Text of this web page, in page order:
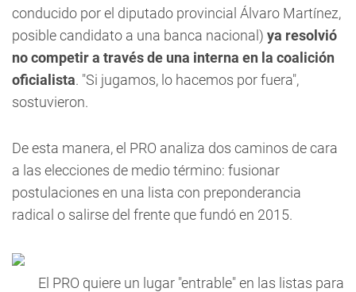
conducido por el diputado provincial Álvaro Martínez,
posible candidato a una banca nacional) ya resolvió
no competir a través de una interna en la coalición
oficialista. "Si jugamos, lo hacemos por fuera",
sostuvieron.
De esta manera, el PRO analiza dos caminos de cara
a las elecciones de medio término: fusionar
postulaciones en una lista con preponderancia
radical o salirse del frente que fundó en 2015.
El PRO quiere un lugar "entrable" en las listas para